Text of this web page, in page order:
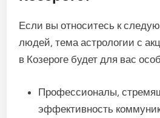
Если вы относитесь к
людей, тема астрологии с
в Козероге будет для вас
Профессионалы,
эффективность